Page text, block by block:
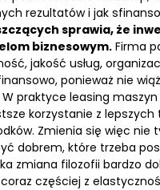
rezultatów i jak
sprawia, że
biznesowym. Firma
jakość usług,
ponieważ nie
praktyce leasing
korzystanie z
Zmienia się więc
dobrem, które trzeba
zmiana filozofii bardzo
częściej z